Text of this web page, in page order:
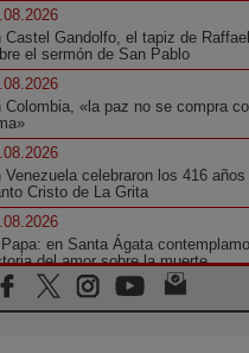
Castel Gandolfo, el tapiz de
el sermón de San Pablo
Colombia, «la paz no se compra
Venezuela celebraron los 416 años
Cristo de La Grita
en Santa Ágata
del amor sobre la muerte
XIV visitará el Santuario de la